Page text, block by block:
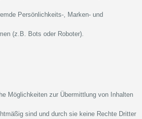
Persönlichkeits-, Marken- und
(z.B. Bots oder Roboter).
Möglichkeiten zur Übermittlung von Inhalten
sind und durch sie keine Rechte Dritter